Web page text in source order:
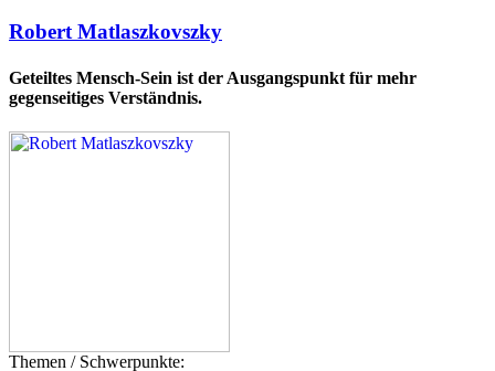
Robert Matlaszkovszky
Geteiltes Mensch-Sein ist der Ausgangspunkt für mehr
gegenseitiges Verständnis.
Themen / Schwerpunkte: